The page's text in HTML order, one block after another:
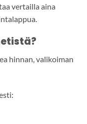
vertailla aina
hinnan, valikoiman